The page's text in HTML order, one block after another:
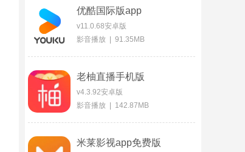
优酷国际版app
v11.0.68安卓版
影音播放 | 91.35MB
老柚直播手机版
v4.3.92安卓版
影音播放 | 142.87MB
米莱影视app免费版